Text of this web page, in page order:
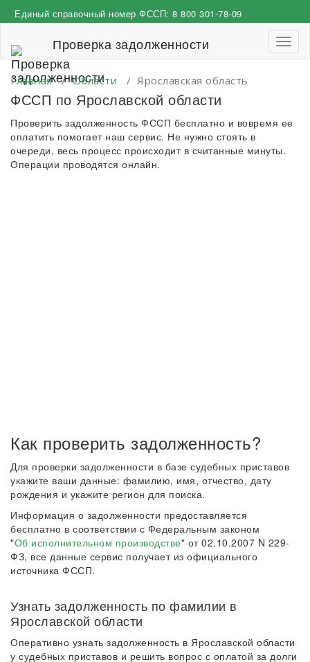
к
Единый справочный номер ФССП: 8 800 301-78-09
Проверка задолженности
Главная/Области / Ярославская область
ФССП по Ярославской области
Проверить задолженность ФССП бесплатно и вовремя ее
оплатить помогает наш сервис. Не нужно стоять в
очереди, весь процесс происходит в считанные минуты.
Операции проводятся онлайн.
Как проверить задолженность?
Для проверки задолженности в базе судебных приставов
укажите ваши данные: фамилию, имя, отчество, дату
рождения и укажите регион для поиска.
Информация о задолженности предоставляется
бесплатно в соответствии с Федеральным законом
"Об исполнительном производстве" от 02.10.2007 N 229-
ФЗ, все данные сервис получает из официального
источника ФССП.
Узнать задолженность по фамилии в
Ярославской области
Оперативно узнать задолженность в Ярославской области
у судебных приставов и решить вопрос с оплатой за долги